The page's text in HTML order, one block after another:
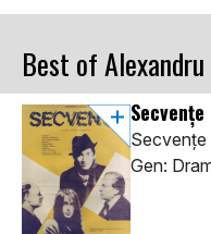
Best of
Secvențe
Secvențe
Gen: